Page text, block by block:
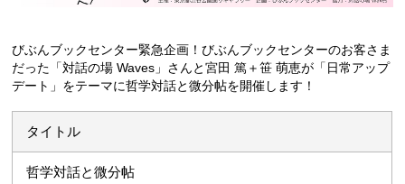
びぶんブックセンター緊急企画！びぶんブックセンターのお客さま
だった「対話の場 Waves」さんと宮田 篤＋笹 萌恵が「日常アップ
デート」をテーマに哲学対話と微分帖を開催します！
タイトル
哲学対話と微分帖